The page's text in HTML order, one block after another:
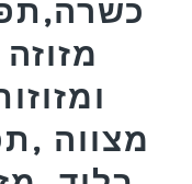
מצווה